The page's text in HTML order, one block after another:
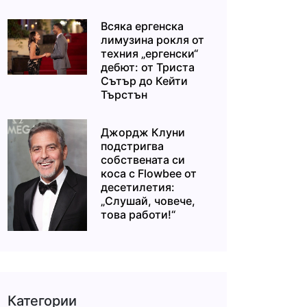
Всяка ергенска
лимузина рокля от
техния „ергенски“
дебют: от Триста
Сътър до Кейти
Търстън
Джордж Клуни
подстригва
собствената си
коса с Flowbee от
десетилетия:
„Слушай, човече,
това работи!“
Категории